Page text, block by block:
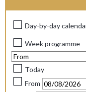
Day-by-day
Week programme
Today
From